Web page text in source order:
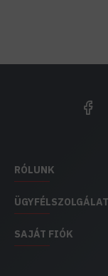
RÓLUNK
ÜGYFÉLSZOLGÁLAT
SAJÁT FIÓK